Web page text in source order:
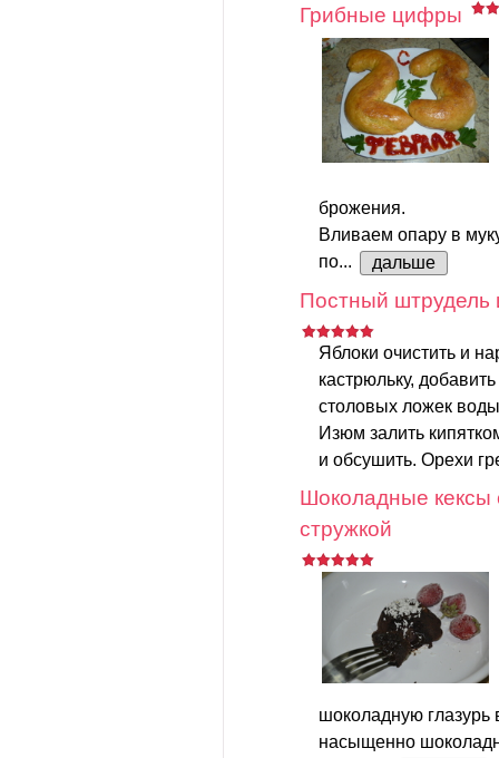
Грибные цифры
брожения.
Вливаем опару в
по...
дальше
Постный штрудель
Яблоки очистить и
кастрюльку,
столовых ложек
Изюм залить
и обсушить. Орехи
Шоколадные кексы
стружкой
шоколадную глазурь
насыщенно